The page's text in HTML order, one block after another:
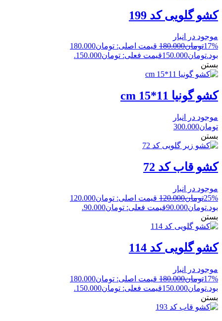
کشو گلویی کد 199
موجود در انبار
17%تومان180.000
قیمت اصلی: تومان180.000
بود.تومان150.000قیمت فعلی: تومان150.000.
بستن
کشو گونیا 11*15 cm
موجود در انبار
تومان300.000
بستن
کشو قاب کد 72
موجود در انبار
25%تومان120.000
قیمت اصلی: تومان120.000
بود.تومان90.000قیمت فعلی: تومان90.000.
بستن
کشو گلویی کد 114
موجود در انبار
17%تومان180.000
قیمت اصلی: تومان180.000
بود.تومان150.000قیمت فعلی: تومان150.000.
بستن